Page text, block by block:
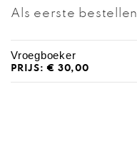
Als eerste bestellen
Vroegboeker
PRIJS: € 30,00